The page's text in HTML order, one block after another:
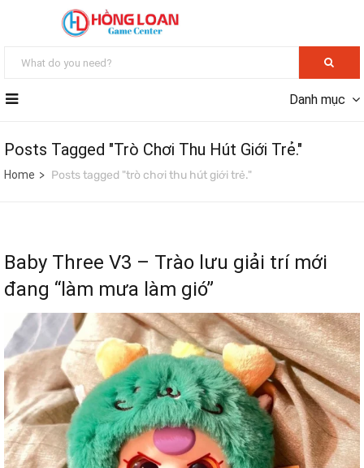
Danh mục
Posts Tagged "trò Chơi Thu Hút Giới Trẻ."
Home Posts tagged "trò chơi thu hút giới trẻ."
Baby Three V3 – Trào lưu giải trí mới
đang “làm mưa làm gió”